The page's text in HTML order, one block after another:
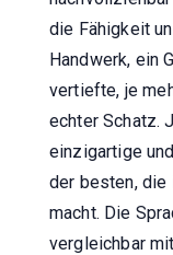
die Fähigkeit
Handwerk, ein
vertiefte, je
echter Schatz.
einzigartige
der besten, die
macht. Die
vergleichbar